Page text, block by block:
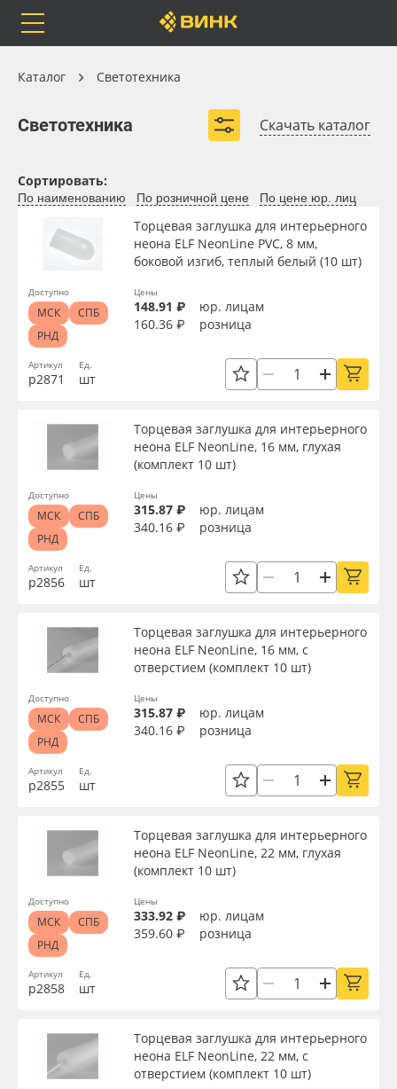
Каталог
Доставка
Оплата
Инструкции
Компания
Контакты
Блог
Поставщикам
8 800 550 7888
Весь каталог
Рулонные материалы
Самоклеящиеся плёнки
Листовые материалы
Чернила
Мобильные конструкции и POS-материалы
Профильные системы
Сублимация и термотрансфер
Светотехника
Инженерные пластики
Оборудование и инструмент
Новинки ассортимента
Orajet 3640
Плёнка монтажная Oratape
ПЭТ листовой
Вспененный ПВХ
Каталог Светотехника
Светотехника Скачать каталог
Каталог
Светодиодные ленты
Светодиодные линейки
Световые панели
Светодиодные пиксели
Развернуть (2)
Тип
Толщина, мм
Длина, мм
Высота, мм
Мощность, Вт
Напряжение, В
Цвет
Упаковка
Страна происхождения
Сортировать:
По наименованию По розничной цене По цене юр. лиц
Артикул
р2871
Торцевая заглушка для интерьерного
неона ELF NeonLine PVC, 8 мм,
боковой изгиб, теплый белый (10 шт)
Ед.
шт
Цены
148.91 ₽
юр. лицам
160.36 ₽
розница
Доступно
МСК
СПБ
РНД
Артикул
р2856
Торцевая заглушка для интерьерного
неона ELF NeonLine, 16 мм, глухая
(комплект 10 шт)
Ед.
шт
Цены
315.87 ₽
юр. лицам
340.16 ₽
розница
Доступно
МСК
СПБ
РНД
Артикул
р2855
Торцевая заглушка для интерьерного
неона ELF NeonLine, 16 мм, с
отверстием (комплект 10 шт)
Ед.
шт
Цены
315.87 ₽
юр. лицам
340.16 ₽
розница
Доступно
МСК
СПБ
РНД
Артикул
р2858
Торцевая заглушка для интерьерного
неона ELF NeonLine, 22 мм, глухая
(комплект 10 шт)
Ед.
шт
Цены
333.92 ₽
юр. лицам
359.60 ₽
розница
Доступно
МСК
СПБ
РНД
Торцевая заглушка для интерьерного
неона ELF NeonLine, 22 мм, с
отверстием (комплект 10 шт)